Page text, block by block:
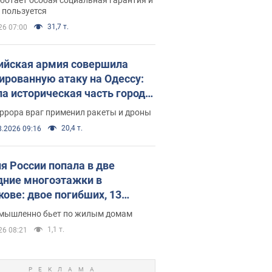
07:00 31,7 т.
армия совершила
атаку на Одессу:
историческая часть города,
Фото и видео
враг применил ракеты и дроны
09:16 20,4 т.
России попала в две
многоэтажки в
двое погибших, 13
бьет по жилым домам
08:21 1,1 т.